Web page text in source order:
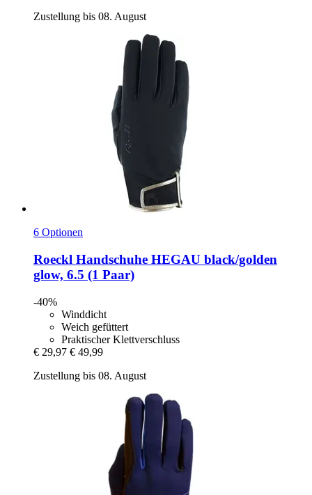
Zustellung bis 08. August
6 Optionen
Roeckl Handschuhe HEGAU black/golden
glow, 6.5 (1 Paar)
-40%
Winddicht
Weich gefüttert
Praktischer Klettverschluss
€ 29,97 € 49,99
Zustellung bis 08. August